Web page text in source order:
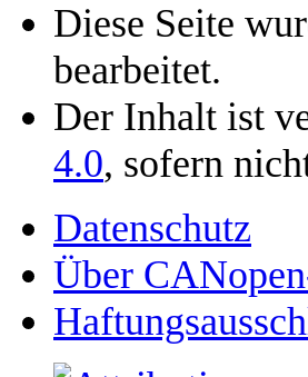
Diese Seite
bearbeitet.
Der Inhalt ist
4.0, sofern
Datenschutz
Über